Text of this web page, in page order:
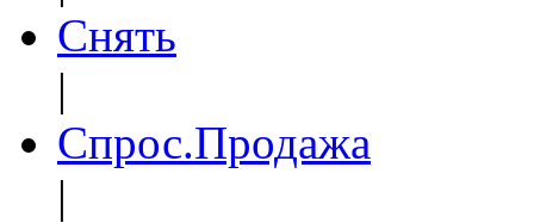
Снять
|
Спрос.Продажа
|